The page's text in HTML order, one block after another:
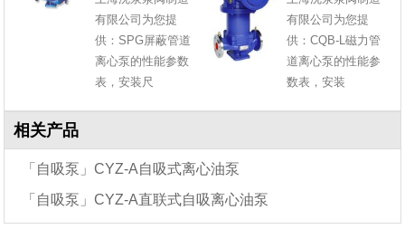
有限公司为您提
供：SPG屏蔽管道
离心泵的性能参数
表，安装尺
有限公司为您提
供：CQB-L磁力管
道离心泵的性能参
数表，安装
相关产品
「自吸泵」CYZ-A自吸式离心油泵
「自吸泵」CYZ-A直联式自吸离心油泵